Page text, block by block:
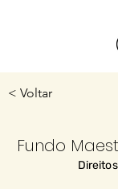
< Voltar
Fundo